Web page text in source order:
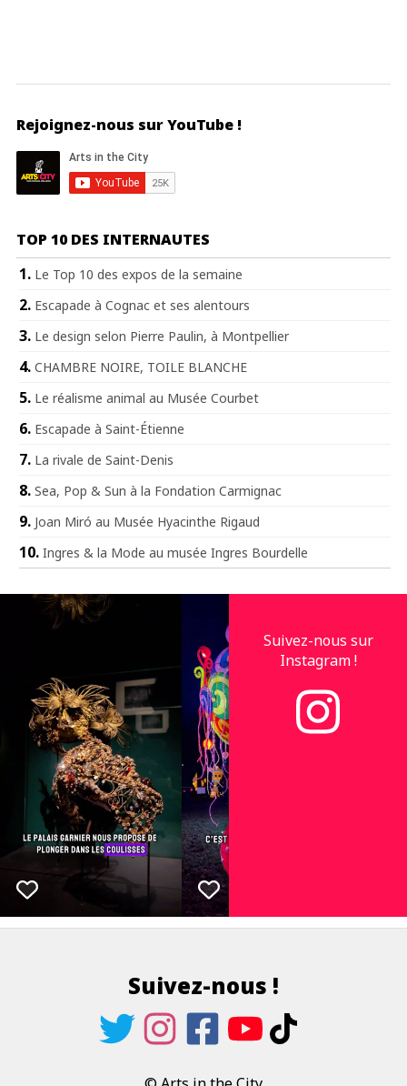
Rejoignez-nous sur YouTube !
TOP 10 DES INTERNAUTES
Le Top 10 des expos de la semaine
Escapade à Cognac et ses alentours
Le design selon Pierre Paulin, à Montpellier
CHAMBRE NOIRE, TOILE BLANCHE
Le réalisme animal au Musée Courbet
Escapade à Saint-Étienne
La rivale de Saint-Denis
Sea, Pop & Sun à la Fondation Carmignac
Joan Miró au Musée Hyacinthe Rigaud
Ingres & la Mode au musée Ingres Bourdelle
Suivez-nous sur
Instagram !
Suivez-nous !